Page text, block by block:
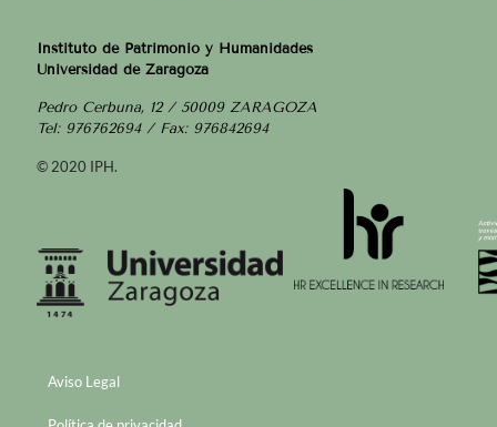
Instituto de Patrimonio y Humanidades
Universidad de Zaragoza
Pedro Cerbuna, 12 / 50009 ZARAGOZA
Tel: 976762694 / Fax: 976842694
© 2020 IPH.
Aviso Legal